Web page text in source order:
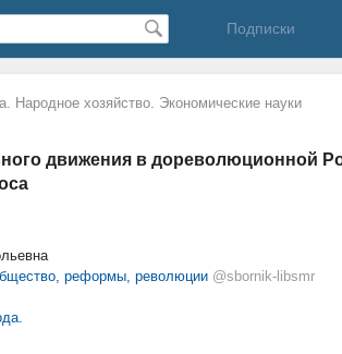
Подписки
Народное хозяйство. Экономические науки
движения в дореволюционной
реформы, революции @sbornik-libsmr